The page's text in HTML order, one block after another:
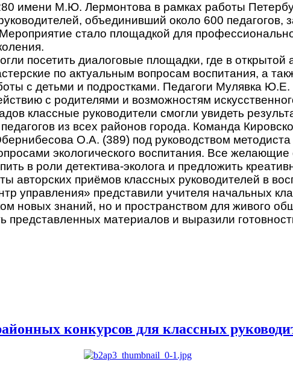
имени М.Ю. Лермонтова в рамках работы
объединивший около 600
стало площадкой для
посетить диалоговые площадки, где в
по актуальным вопросам воспитания, а
с детьми и подростками. Педагоги Мулявка
с родителями и возможностям
классные руководители смогли увидеть
из всех районов города. Команда
О.А. (389) под руководством
экологического воспитания. Все
в роли детектива-эколога и предложить
авторских приёмов классных руководителей в
управления» представили учителя начальных
новых знаний, но и пространством для живого
представленных материалов и выразили
конкурсов для классных